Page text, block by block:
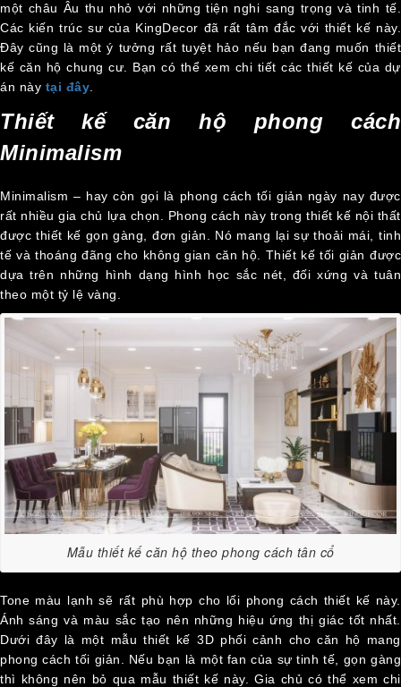
một châu Âu thu nhỏ với những tiện nghi sang trọng và tinh tế.
Các kiến trúc sư của KingDecor đã rất tâm đắc với thiết kế này.
Đây cũng là một ý tưởng rất tuyệt hảo nếu bạn đang muốn thiết
kế căn hộ chung cư. Bạn có thể xem chi tiết các thiết kế của dự
án này tại đây.
Thiết kế căn hộ phong cách
Minimalism
Minimalism – hay còn gọi là phong cách tối giản ngày nay được
rất nhiều gia chủ lựa chọn. Phong cách này trong thiết kế nội thất
được thiết kế gọn gàng, đơn giản. Nó mang lại sự thoải mái, tinh
tế và thoáng đãng cho không gian căn hộ. Thiết kế tối giản được
dựa trên những hình dạng hình học sắc nét, đối xứng và tuân
theo một tỷ lệ vàng.
Mẫu thiết kế căn hộ theo phong cách tân cổ
Tone màu lạnh sẽ rất phù hợp cho lối phong cách thiết kế này.
Ánh sáng và màu sắc tạo nên những hiệu ứng thị giác tốt nhất.
Dưới đây là một mẫu thiết kế 3D phối cảnh cho căn hộ mang
phong cách tối giản. Nếu bạn là một fan của sự tinh tế, gọn gàng
thì không nên bỏ qua mẫu thiết kế này. Gia chủ có thể xem chi